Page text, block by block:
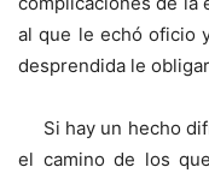
al que le echó oficio
desprendida le
Si hay un hecho
el camino de los